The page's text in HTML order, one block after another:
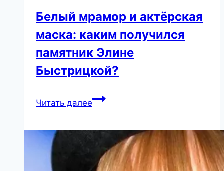
Белый мрамор и актёрская
маска: каким получился
памятник Элине
Быстрицкой?
Читать далееБелый
актёрская
маска:
каким